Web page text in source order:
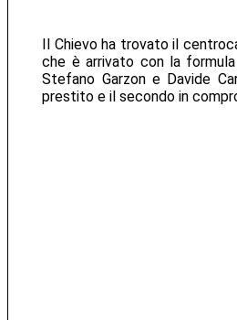
Il Chievo ha trovato il
che è arrivato con la
Stefano Garzon e Davide
prestito e il secondo in